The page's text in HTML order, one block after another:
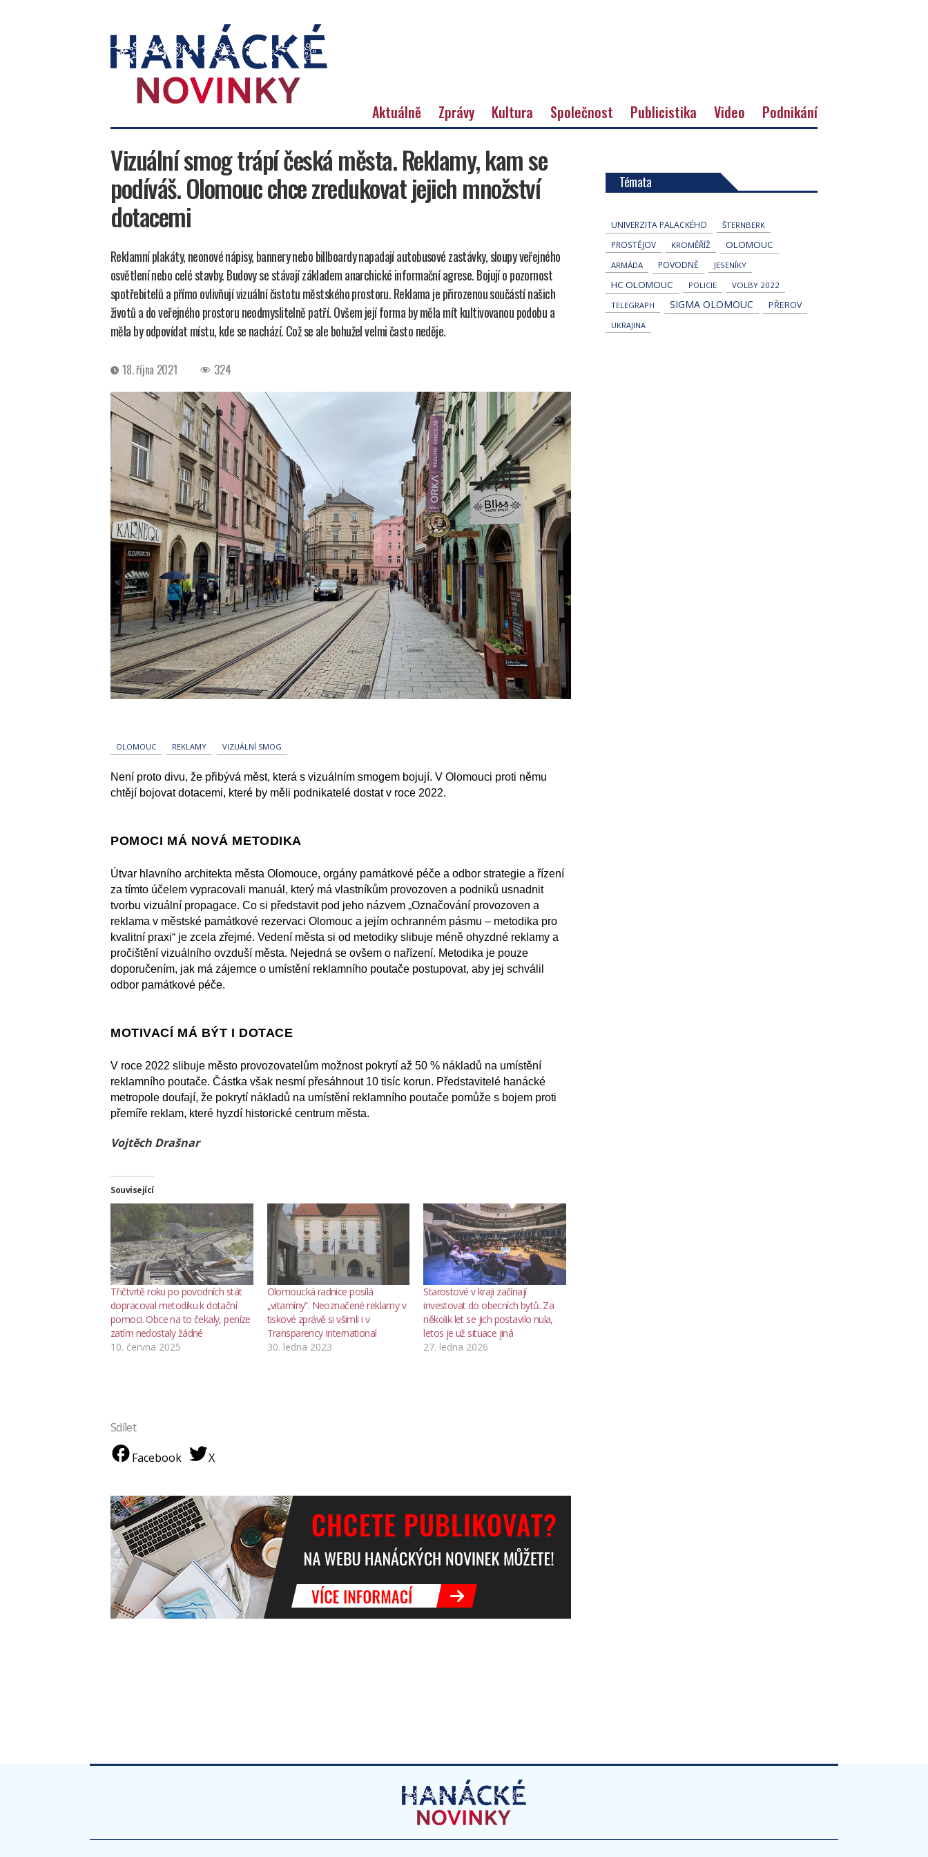
novinky
Aktuálně Zprávy Kultura Společnost Publicistika Video Podnikání
Vizuální smog trápí česká města. Reklamy, kam se
podíváš. Olomouc chce zredukovat jejich množství
dotacemi
Reklamní plakáty, neonové nápisy, bannery nebo billboardy napadají autobusové zastávky, sloupy veřejného
osvětlení nebo celé stavby. Budovy se stávají základem anarchické informační agrese. Bojují o pozornost
spotřebitelů a přímo ovlivňují vizuální čistotu městského prostoru. Reklama je přirozenou součástí našich
životů a do veřejného prostoru neodmyslitelně patří. Ovšem její forma by měla mít kultivovanou podobu a
měla by odpovídat místu, kde se nachází. Což se ale bohužel velmi často neděje.
Datum
příspěvku
18. října 2021 324
OLOMOUC REKLAMY VIZUÁLNÍ SMOG
Není proto divu, že přibývá měst, která s vizuálním smogem bojují. V Olomouci proti němu
chtějí bojovat dotacemi, které by měli podnikatelé dostat v roce 2022.
POMOCI MÁ NOVÁ METODIKA
Útvar hlavního architekta města Olomouce, orgány památkové péče a odbor strategie a řízení
za tímto účelem vypracovali manuál, který má vlastníkům provozoven a podniků usnadnit
tvorbu vizuální propagace. Co si představit pod jeho názvem „Označování provozoven a
reklama v městské památkové rezervaci Olomouc a jejím ochranném pásmu – metodika pro
kvalitní praxi“ je zcela zřejmé. Vedení města si od metodiky slibuje méně ohyzdné reklamy a
pročištění vizuálního ovzduší města. Nejedná se ovšem o nařízení. Metodika je pouze
doporučením, jak má zájemce o umístění reklamního poutače postupovat, aby jej schválil
odbor památkové péče.
MOTIVACÍ MÁ BÝT I DOTACE
V roce 2022 slibuje město provozovatelům možnost pokrytí až 50 % nákladů na umístění
reklamního poutače. Částka však nesmí přesáhnout 10 tisíc korun. Představitelé hanácké
metropole doufají, že pokrytí nákladů na umístění reklamního poutače pomůže s bojem proti
přemíře reklam, které hyzdí historické centrum města.
Vojtěch Drašnar
Související
Třičtvrtě roku po povodních stát
dopracoval metodiku k dotační
pomoci. Obce na to čekaly, peníze
zatím nedostaly žádné
10. června 2025
Olomoucká radnice posílá
„vitamíny“. Neoznačené reklamy v
tiskové zprávě si všimli i v
Transparency International
30. ledna 2023
Starostové v kraji začínají
investovat do obecních bytů. Za
několik let se jich postavilo nula,
letos je už situace jiná
27. ledna 2026
Sdílet
Facebook
X
Témata
UNIVERZITA PALACKÉHO ŠTERNBERK
PROSTĚJOV KROMĚŘÍŽ OLOMOUC
ARMÁDA POVODNĚ JESENÍKY
HC OLOMOUC POLICIE
VOLBY 2022
TELEGRAPH
SIGMA OLOMOUC PŘEROV
UKRAJINA